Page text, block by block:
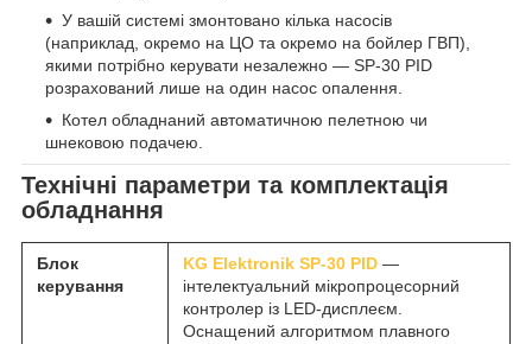
У вашій системі змонтовано кілька насосів
(наприклад, окремо на ЦО та окремо на бойлер ГВП),
якими потрібно керувати незалежно — SP-30 PID
розрахований лише на один насос опалення.
Котел обладнаний автоматичною пелетною чи
шнековою подачею.
Технічні параметри та комплектація
обладнання
Блок
керування
KG Elektronik SP-30 PID —
інтелектуальний мікропроцесорний
контролер із LED-дисплеєм.
Оснащений алгоритмом плавного